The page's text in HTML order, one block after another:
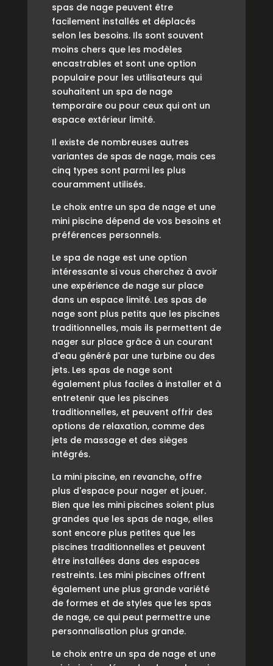
spas de nage peuvent être
facilement installés et déplacés
selon les besoins. Ils sont souvent
moins chers que les modèles
encastrables et sont une option
populaire pour les utilisateurs qui
souhaitent un spa de nage
temporaire ou pour ceux qui ont un
espace extérieur limité.
Il existe de nombreuses autres
variantes de spas de nage, mais ces
cinq types sont parmi les plus
couramment utilisés.
Le choix entre un spa de nage et une
mini piscine dépend de vos besoins et
préférences personnels.
Le spa de nage est une option
intéressante si vous cherchez à avoir
une expérience de nage sur place
dans un espace limité. Les spas de
nage sont plus petits que les piscines
traditionnelles, mais ils permettent de
nager sur place grâce à un courant
d'eau généré par une turbine ou des
jets. Les spas de nage sont
également plus faciles à installer et à
entretenir que les piscines
traditionnelles, et peuvent offrir des
options de relaxation, comme des
jets de massage et des sièges
intégrés.
La mini piscine, en revanche, offre
plus d'espace pour nager et jouer.
Bien que les mini piscines soient plus
grandes que les spas de nage, elles
sont encore plus petites que les
piscines traditionnelles et peuvent
être installées dans des espaces
restreints. Les mini piscines offrent
également une plus grande variété
de formes et de styles que les spas
de nage, ce qui peut permettre une
personnalisation plus grande.
Le choix entre un spa de nage et une